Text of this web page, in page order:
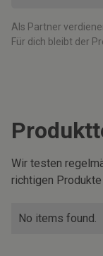
Als Partner
Für dich bleibt der
Wir testen
richtigen
No items found.